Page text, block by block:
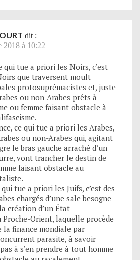
dit :
2018 à 10:22
qui tue a priori les Noirs, c’est
que traversent moult
protosuprémacistes et, juste
ou non-Arabes prêts à
ou femme faisant obstacle à
ce qui tue a priori les Arabes,
ou non-Arabes qui, agitant
le bras gauche arraché d’un
vont trancher le destin de
faisant obstacle au
tue a priori les Juifs, c’est des
chargés d’une sale besogne
création d’un État
Orient, laquelle procède
la finance mondiale par
parasite, à savoir
à s’en prendre à tout homme